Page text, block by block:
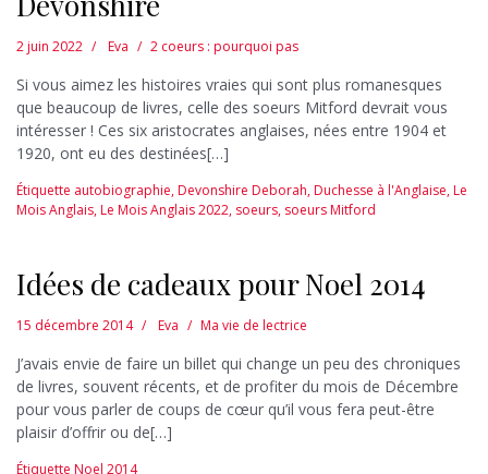
2 juin 2022 Eva 2 coeurs : pourquoi pas
Si vous aimez les histoires vraies qui sont plus romanesques
que beaucoup de livres, celle des soeurs Mitford devrait vous
intéresser ! Ces six aristocrates anglaises, nées entre 1904 et
1920, ont eu des destinées[…]
Étiquette autobiographie,Devonshire Deborah,Duchesse à l'Anglaise,Le
Mois Anglais,Le Mois Anglais 2022, soeurs, soeurs Mitford
Idées de cadeaux pour Noel 2014
15 décembre 2014 Eva Ma vie de lectrice
J’avais envie de faire un billet qui change un peu des chroniques
de livres, souvent récents, et de profiter du mois de Décembre
pour vous parler de coups de cœur qu’il vous fera peut-être
plaisir d’offrir ou de[…]
Étiquette Noel 2014